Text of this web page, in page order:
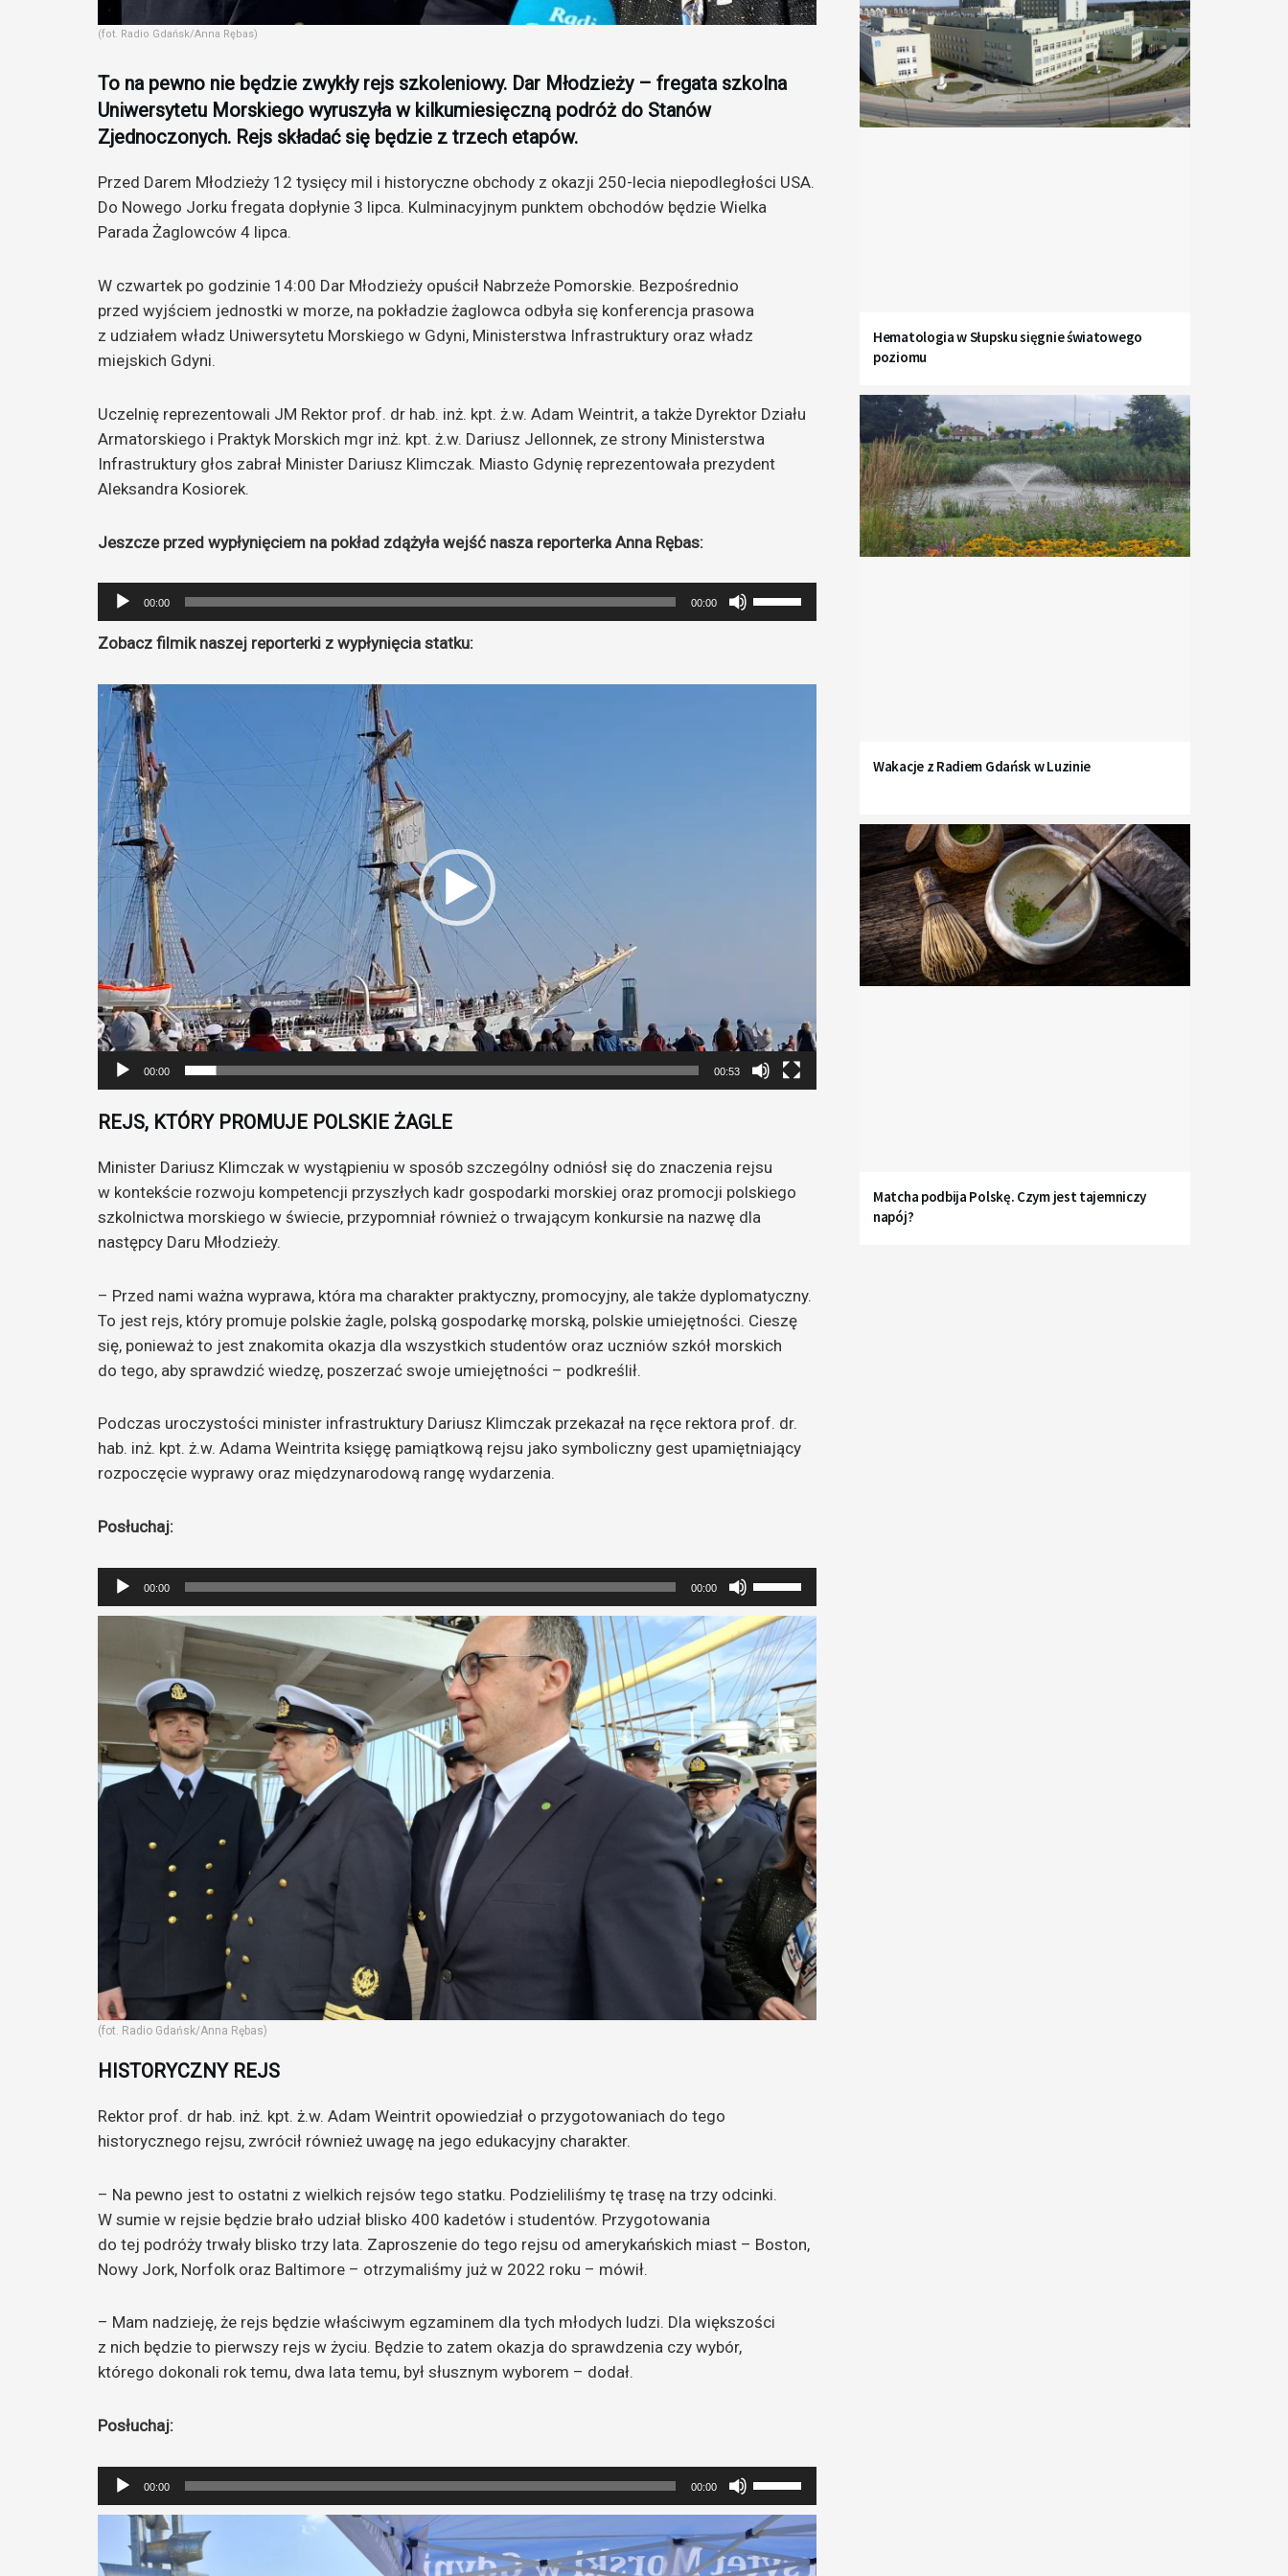
(fot. Radio Gdańsk/Anna Rębas)
To na pewno nie będzie zwykły rejs szkoleniowy. Dar Młodzieży – fregata szkolna
Uniwersytetu Morskiego wyruszyła w kilkumiesięczną podróż do Stanów
Zjednoczonych. Rejs składać się będzie z trzech etapów.
Przed Darem Młodzieży 12 tysięcy mil i historyczne obchody z okazji 250-lecia niepodległości USA.
Do Nowego Jorku fregata dopłynie 3 lipca. Kulminacyjnym punktem obchodów będzie Wielka
Parada Żaglowców 4 lipca.
W czwartek po godzinie 14:00 Dar Młodzieży opuścił Nabrzeże Pomorskie. Bezpośrednio
przed wyjściem jednostki w morze, na pokładzie żaglowca odbyła się konferencja prasowa
z udziałem władz Uniwersytetu Morskiego w Gdyni, Ministerstwa Infrastruktury oraz władz
miejskich Gdyni.
Uczelnię reprezentowali JM Rektor prof. dr hab. inż. kpt. ż.w. Adam Weintrit, a także Dyrektor Działu
Armatorskiego i Praktyk Morskich mgr inż. kpt. ż.w. Dariusz Jellonnek, ze strony Ministerstwa
Infrastruktury głos zabrał Minister Dariusz Klimczak. Miasto Gdynię reprezentowała prezydent
Aleksandra Kosiorek.
Jeszcze przed wypłynięciem na pokład zdążyła wejść nasza reporterka Anna Rębas:
Odtwarzacz
plików
dźwiękowych
00:00 00:00
strzałek
Zobacz filmik naszej reporterki z wypłynięcia statku:
Odtwarzacz
video
00:00 00:53
REJS, KTÓRY PROMUJE POLSKIE ŻAGLE
Minister Dariusz Klimczak w wystąpieniu w sposób szczególny odniósł się do znaczenia rejsu
w kontekście rozwoju kompetencji przyszłych kadr gospodarki morskiej oraz promocji polskiego
szkolnictwa morskiego w świecie, przypomniał również o trwającym konkursie na nazwę dla
następcy Daru Młodzieży.
– Przed nami ważna wyprawa, która ma charakter praktyczny, promocyjny, ale także dyplomatyczny.
To jest rejs, który promuje polskie żagle, polską gospodarkę morską, polskie umiejętności. Cieszę
się, ponieważ to jest znakomita okazja dla wszystkich studentów oraz uczniów szkół morskich
do tego, aby sprawdzić wiedzę, poszerzać swoje umiejętności – podkreślił.
Podczas uroczystości minister infrastruktury Dariusz Klimczak przekazał na ręce rektora prof. dr.
hab. inż. kpt. ż.w. Adama Weintrita księgę pamiątkową rejsu jako symboliczny gest upamiętniający
rozpoczęcie wyprawy oraz międzynarodową rangę wydarzenia.
Posłuchaj:
Odtwarzacz
plików
dźwiękowych
00:00 00:00
strzałek
do
góry
oraz
do
dołu
aby
zwiększyć
lub
zmniejszyć
głośność.
(fot. Radio Gdańsk/Anna Rębas)
HISTORYCZNY REJS
Rektor prof. dr hab. inż. kpt. ż.w. Adam Weintrit opowiedział o przygotowaniach do tego
historycznego rejsu, zwrócił również uwagę na jego edukacyjny charakter.
– Na pewno jest to ostatni z wielkich rejsów tego statku. Podzieliliśmy tę trasę na trzy odcinki.
W sumie w rejsie będzie brało udział blisko 400 kadetów i studentów. Przygotowania
do tej podróży trwały blisko trzy lata. Zaproszenie do tego rejsu od amerykańskich miast – Boston,
Nowy Jork, Norfolk oraz Baltimore – otrzymaliśmy już w 2022 roku – mówił.
– Mam nadzieję, że rejs będzie właściwym egzaminem dla tych młodych ludzi. Dla większości
z nich będzie to pierwszy rejs w życiu. Będzie to zatem okazja do sprawdzenia czy wybór,
którego dokonali rok temu, dwa lata temu, był słusznym wyborem – dodał.
Posłuchaj:
Odtwarzacz
plików
dźwiękowych
00:00 00:00
strzałek
do
góry
Hematologia w Słupsku sięgnie światowego
poziomu
Wakacje z Radiem Gdańsk w Luzinie
Matcha podbija Polskę. Czym jest tajemniczy
napój?